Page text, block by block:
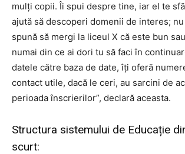
mulți copii. Îi spui despre tine, iar el te
ajută să descoperi domenii de interes;
spună să mergi la liceul X că este bun
numai din ce ai dori tu să faci în
datele către baza de date, îți oferă
contact utile, dacă le ceri, au sarcini de
perioada înscrierilor”, declară aceasta.
Structura sistemului de Educație
scurt: